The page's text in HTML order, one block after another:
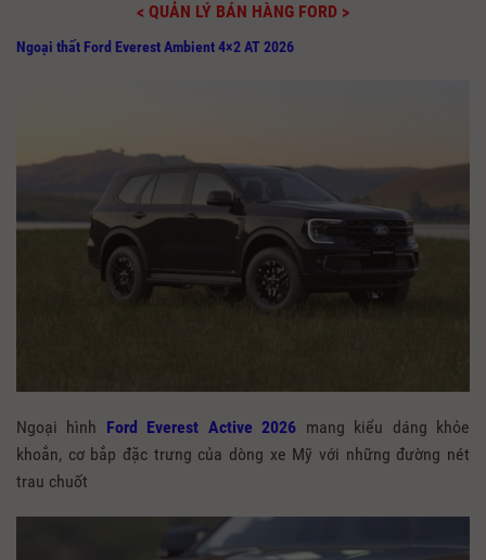
< QUẢN LÝ BÁN HÀNG FORD >
Ngoại thất Ford Everest Ambient 4×2 AT 2026
Ngoại hình Ford Everest Active 2026 mang kiểu dáng khỏe
khoắn, cơ bắp đặc trưng của dòng xe Mỹ với những đường nét
trau chuốt